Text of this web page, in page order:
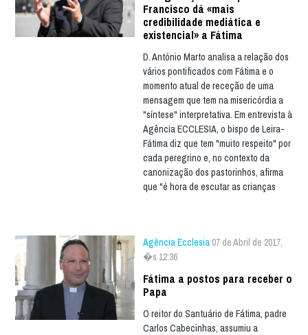
Francisco dá «mais
credibilidade mediática e
existencial» a Fátima
D. António Marto analisa a relação dos
vários pontificados com Fátima e o
momento atual de receção de uma
mensagem que tem na misericórdia a
"síntese" interpretativa. Em entrevista à
Agência ECCLESIA, o bispo de Leira-
Fátima diz que tem "muito respeito" por
cada peregrino e, no contexto da
canonização dos pastorinhos, afirma
que "é hora de escutar as crianças
Agência Ecclesia 07 de Abril de 2017,
�s 12:36
Fátima a postos para receber o
Papa
O reitor do Santuário de Fátima, padre
Carlos Cabecinhas, assumiu a